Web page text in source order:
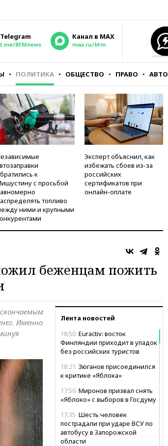
Telegram
t.me/BFMnews
Канал в MAX
max.ru/bfm
ПОЛИТИКА ОБЩЕСТВО ПРАВО АВТО
к
с просьбой
топливо
ними и крупными
Эксперт объяснил, как
избежать сбоев из-за
российских
сертификатов при
онлайн-оплате
беженцам пожить
Лента новостей
18:50 Euractiv: восток
Финляндии приходит в упадок
без российских туристов
18:21 Зюганов присоединился
к критике «Яблока»
17:50 Миронов призвал снять
«Яблоко» с выборов в Госдуму
17:35 Шесть человек
пострадали при ударе ВСУ по
автобусу в Запорожской
области
Именно